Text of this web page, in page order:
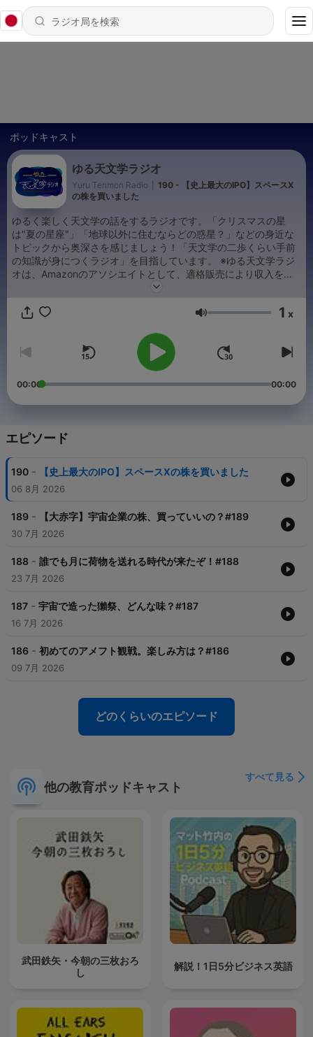
ポッドキャスト
ゆる天文学ラジオ
Yuru Tenmon Radio
190 - 【史上最大のIPO】スペースX
の株を買いました
ゆるく楽しく天文学の話をするラジオです。「クリスマスの星
は"夏の星座"」「地球以外に住むならどの惑星？」などの身近な
トピックから奥深さを感じましょう！「天文学の二歩くらい手前
の知識が身につくラジオ」を目指しています。 ※ゆる天文学ラジ
オは、Amazonのアソシエイトとして、適格販売により収入を得
音量 1 x
00:00 00:00
エピソード
190 - 【史上最大のIPO】スペースXの株を買いました
06 8月 2026
189 - 【大赤字】宇宙企業の株、買っていいの？#189
30 7月 2026
188 - 誰でも月に荷物を送れる時代が来たぞ！#188
23 7月 2026
187 - 宇宙で造った獺祭、どんな味？#187
16 7月 2026
186 - 初めてのアメフト観戦。楽しみ方は？#186
09 7月 2026
どのくらいのエピソード
他の教育ポッドキャスト
すべて見る
武田鉄矢・今朝の三枚おろ
し
解説！1日5分ビジネス英語